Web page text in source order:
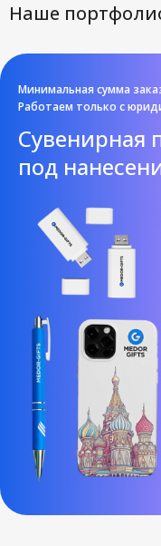
Наше
Минимальная сумма
Работаем только с
Cувенирная
под